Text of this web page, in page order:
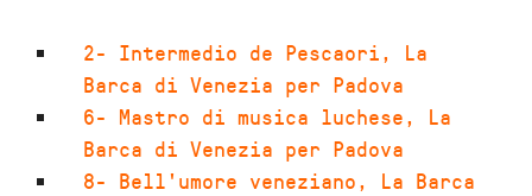
2- Intermedio de Pescaori, La
Barca di Venezia per Padova
6- Mastro di musica luchese, La
Barca di Venezia per Padova
8- Bell'umore veneziano, La Barca